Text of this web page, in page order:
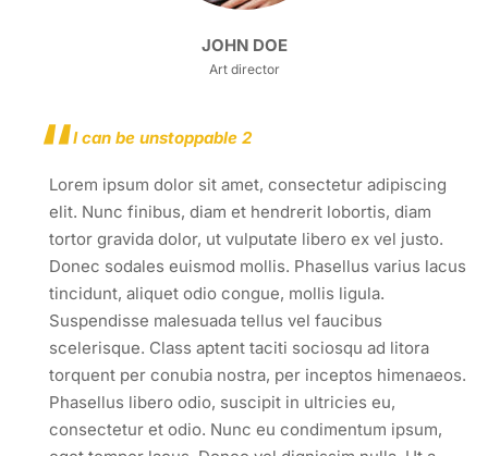
JOHN DOE
Art director
I can be unstoppable 2
Lorem ipsum dolor sit amet, consectetur adipiscing
elit. Nunc finibus, diam et hendrerit lobortis, diam
tortor gravida dolor, ut vulputate libero ex vel justo.
Donec sodales euismod mollis. Phasellus varius lacus
tincidunt, aliquet odio congue, mollis ligula.
Suspendisse malesuada tellus vel faucibus
scelerisque. Class aptent taciti sociosqu ad litora
torquent per conubia nostra, per inceptos himenaeos.
Phasellus libero odio, suscipit in ultricies eu,
consectetur et odio. Nunc eu condimentum ipsum,